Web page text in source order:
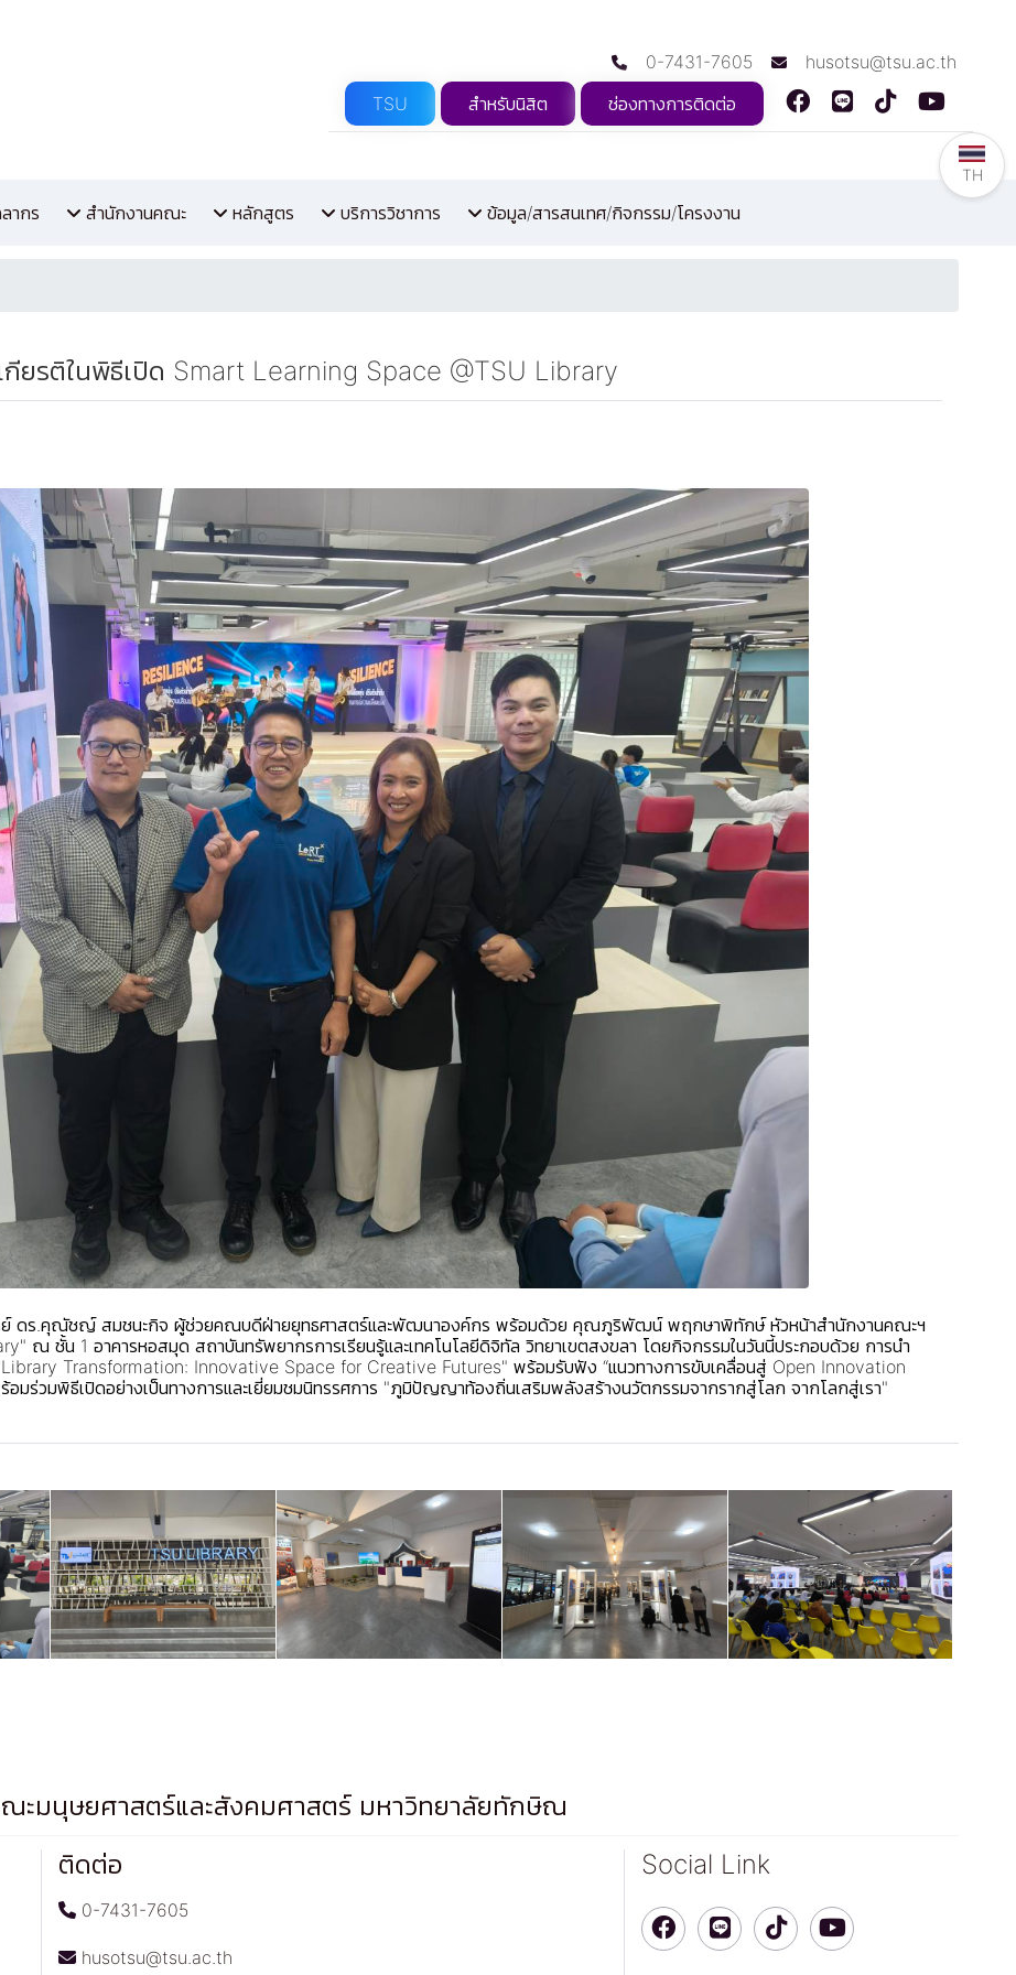
0-7431-7605
husotsu@tsu.ac.th
TSU
สำหรับนิสิต ช่องทางการติดต่อ
ากร สำนักงานคณะ หลักสูตร บริการวิชาการ ข้อมูล/สารสนเทศ/กิจกรรม/โครงงาน
ยรติในพิธีเปิด Smart Learning Space @TSU Library
ย์ ดร.คุณัชญ์ สมชนะกิจ ผู้ช่วยคณบดีฝ่ายยุทธศาสตร์และพัฒนาองค์กร พร้อมด้วย คุณภูริพัฒน์ พฤกษาพิทักษ์ หัวหน้าสำนักงานคณะฯ
ณ ชั้น 1 อาคารหอสมุด สถาบันทรัพยากรการเรียนรู้และเทคโนโลยีดิจิทัล วิทยาเขตสงขลา โดยกิจกรรมในวันนี้ประกอบด้วย การนำ
Transformation: Innovative Space for Creative Futures" พร้อมรับฟัง “แนวทางการขับเคลื่อนสู่ Open Innovation
ร่วมพิธีเปิดอย่างเป็นทางการและเยี่ยมชมนิทรรศการ "ภูมิปัญญาท้องถิ่นเสริมพลังสร้างนวัตกรรมจากรากสู่โลก จากโลกสู่เรา"
ะมนุษยศาสตร์และสังคมศาสตร์ มหาวิทยาลัยทักษิณ
ติดต่อ
0-7431-7605
husotsu@tsu.ac.th
Social Link
TH